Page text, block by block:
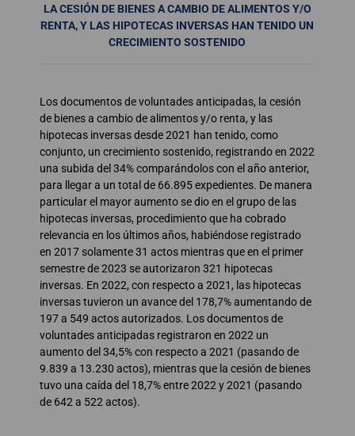
LA CESIÓN DE BIENES A CAMBIO DE ALIMENTOS Y/O
RENTA, Y LAS HIPOTECAS INVERSAS HAN TENIDO UN
CRECIMIENTO SOSTENIDO
Los documentos de voluntades anticipadas, la cesión
de bienes a cambio de alimentos y/o renta, y las
hipotecas inversas desde 2021 han tenido, como
conjunto, un crecimiento sostenido, registrando en 2022
una subida del 34% comparándolos con el año anterior,
para llegar a un total de 66.895 expedientes. De manera
particular el mayor aumento se dio en el grupo de las
hipotecas inversas, procedimiento que ha cobrado
relevancia en los últimos años, habiéndose registrado
en 2017 solamente 31 actos mientras que en el primer
semestre de 2023 se autorizaron 321 hipotecas
inversas. En 2022, con respecto a 2021, las hipotecas
inversas tuvieron un avance del 178,7% aumentando de
197 a 549 actos autorizados. Los documentos de
voluntades anticipadas registraron en 2022 un
aumento del 34,5% con respecto a 2021 (pasando de
9.839 a 13.230 actos), mientras que la cesión de bienes
tuvo una caída del 18,7% entre 2022 y 2021 (pasando
de 642 a 522 actos).